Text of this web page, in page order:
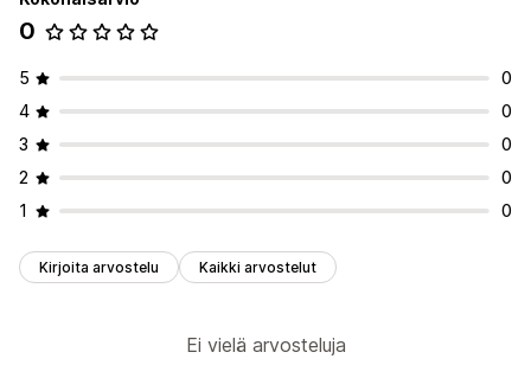
0
5
0
4
0
3
0
2
0
1
0
Kirjoita arvostelu Kaikki arvostelut
Ei vielä arvosteluja